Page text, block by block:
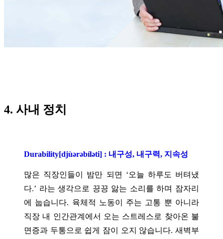
4. 사내 정치
Durability[djùərəbíləti] : 내구성, 내구력, 지속성
많은 직장인들이 밤만 되면 ‘오늘 하루도 버텨냈
다.’ 라는 생각으로 끙끙 앓는 소리를 하며 잠자리
에 눕습니다. 육체적 노동이 주는 고통 뿐 아니라
직장 내 인간관계에서 오는 스트레스로 찾아온 불
면증과 두통으로 쉽게 잠이 오지 않습니다. 새벽부